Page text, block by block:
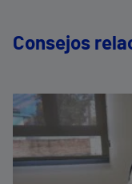
Consejos